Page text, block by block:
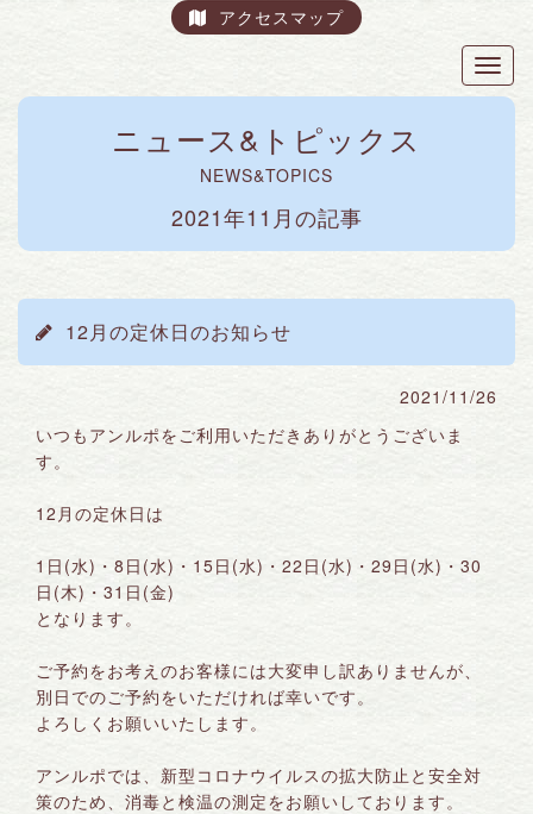
アクセスマップ
ニュース&トピックス
NEWS&TOPICS
2021年11月の記事
12月の定休日のお知らせ
2021/11/26
いつもアンルポをご利用いただきありがとうございま
す。
12月の定休日は
1日(水)・8日(水)・15日(水)・22日(水)・29日(水)・30
日(木)・31日(金)
となります。
ご予約をお考えのお客様には大変申し訳ありませんが、
別日でのご予約をいただければ幸いです。
よろしくお願いいたします。
アンルポでは、新型コロナウイルスの拡大防止と安全対
策のため、消毒と検温の測定をお願いしております。